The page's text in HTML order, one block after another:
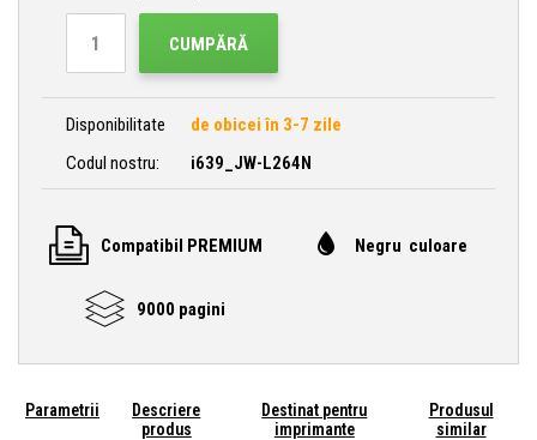
CUMPĂRĂ
Disponibilitate
de obicei în 3-7 zile
Codul nostru:
i639_JW-L264N
Compatibil PREMIUM Negru culoare
9000 pagini
Parametrii
Descriere
produs
Destinat pentru
imprimante
Produsul
similar